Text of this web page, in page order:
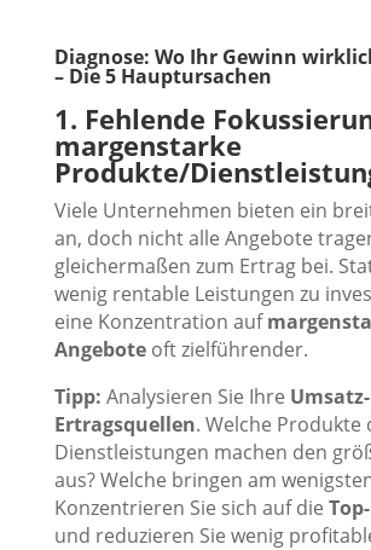
Diagnose: Wo Ihr Gewinn
– Die 5 Hauptursachen
1. Fehlende
margenstarke
Produkte/
Viele Unternehmen bieten ein
an, doch nicht alle Angebote
gleichermaßen zum Ertrag bei.
wenig rentable Leistungen zu
eine Konzentration auf
Angeboteoft zielführender.
Tipp: Analysieren Sie Ihre
Ertragsquellen. Welche Produkte
Dienstleistungen machen den
aus? Welche bringen am
Konzentrieren Sie sich auf die
und reduzieren Sie wenig